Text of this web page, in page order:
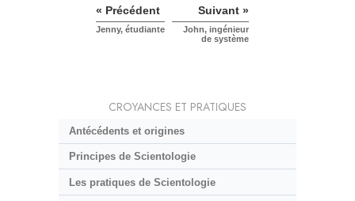
« Précédent
Jenny, étudiante
Suivant »
John, ingénieur
de système
CROYANCES ET PRATIQUES
Antécédents et origines
Principes de Scientologie
Les pratiques de Scientologie